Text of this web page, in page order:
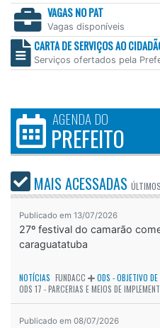
VAGAS NO PAT
Vagas disponíveis
CARTA DE SERVIÇOS AO
Serviços ofertados pela
AGENDA DO
PREFEITO
MAIS ACESSADAS ÚLTIMOS
Publicado em 13/07/2026
27º festival do camarão
caraguatatuba
NOTÍCIAS FUNDACC
ODS - OBJETIVO DE
ODS 17 - PARCERIAS E MEIOS DE
Publicado em 08/07/2026